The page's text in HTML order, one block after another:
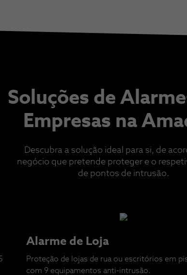
Soluções de
Empresas na
Descubra a solução ideal para si, de
negócio que pretende proteger e o
de pontos de intrusão.
Alarme de Loja
Proteção de lojas de rua ou escritórios em
com 9 equipamentos anti-intrusão.